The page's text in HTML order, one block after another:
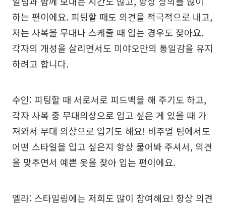
하는 편이에요. 피팅할 때도 의견을 적극적으로 내고,
저는 사복을 무대나 스케줄 때 입는 경우도 잦아요.
각자의 개성을 살리면서도 미야오만의 통일감을 유지
하려고 합니다.
수인: 피팅할 때 서로서로 피드백을 해 주기도 하고,
각자 사복 중 무대의상으로 입고 싶은 게 있을 때 가
져와서 무대 의상으로 입기도 해요! 비주얼 팀에서도
어떤 스타일을 입고 싶은지 항상 물어봐 주셔서, 의견
을 맞추면서 예쁜 옷을 찾아 입는 편이에요.
엘라: 스타일링에는 저희도 많이 참여해요! 항상 의견